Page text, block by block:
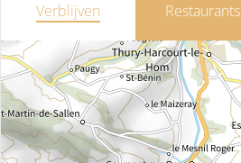
Verblijven Restaurants